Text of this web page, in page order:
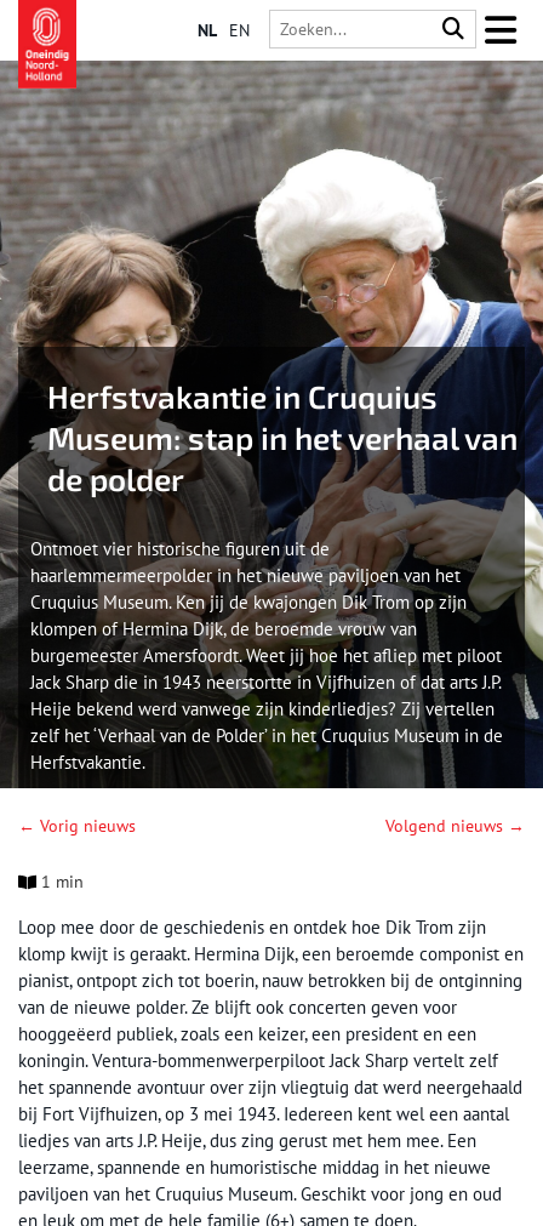
NL EN
Herfstvakantie in Cruquius
Museum: stap in het verhaal van
de polder
Ontmoet vier historische figuren uit de
haarlemmermeerpolder in het nieuwe paviljoen van het
Cruquius Museum. Ken jij de kwajongen Dik Trom op zijn
klompen of Hermina Dijk, de beroemde vrouw van
burgemeester Amersfoordt. Weet jij hoe het afliep met piloot
Jack Sharp die in 1943 neerstortte in Vijfhuizen of dat arts J.P.
Heije bekend werd vanwege zijn kinderliedjes? Zij vertellen
zelf het ‘Verhaal van de Polder’ in het Cruquius Museum in de
Herfstvakantie.
← Vorig nieuws Volgend nieuws →
1 min
Loop mee door de geschiedenis en ontdek hoe Dik Trom zijn
klomp kwijt is geraakt. Hermina Dijk, een beroemde componist en
pianist, ontpopt zich tot boerin, nauw betrokken bij de ontginning
van de nieuwe polder. Ze blijft ook concerten geven voor
hooggeëerd publiek, zoals een keizer, een president en een
koningin. Ventura-bommenwerperpiloot Jack Sharp vertelt zelf
het spannende avontuur over zijn vliegtuig dat werd neergehaald
bij Fort Vijfhuizen, op 3 mei 1943. Iedereen kent wel een aantal
liedjes van arts J.P. Heije, dus zing gerust met hem mee. Een
leerzame, spannende en humoristische middag in het nieuwe
paviljoen van het Cruquius Museum. Geschikt voor jong en oud
en leuk om met de hele familie (6+) samen te doen.